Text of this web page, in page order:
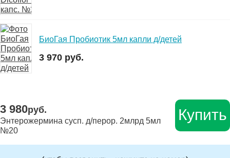
БиоГая Пробиотик 5мл капли д/детей
3 970 руб.
3 980руб.
Энтерожермина сусп. д/перор. 2млрд 5мл
№20
Купить